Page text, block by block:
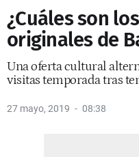
¿Cuáles son
originales de
Una oferta cultural
visitas temporada tras
27 mayo, 2019 08:38